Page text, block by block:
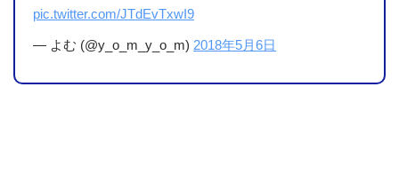
pic.twitter.com/JTdEvTxwI9
— よむ (@y_o_m_y_o_m) 2018年5月6日